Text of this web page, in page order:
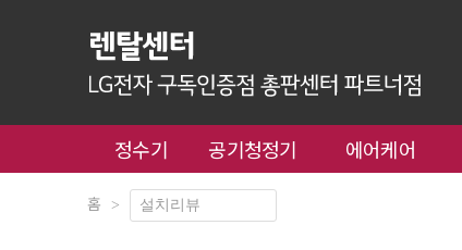
정수기 공기청정기 에어케어
홈 >